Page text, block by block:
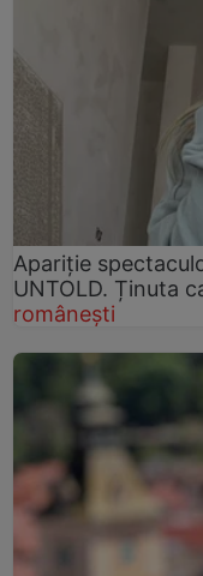
Apariție
UNTOLD. Ținuta
românești